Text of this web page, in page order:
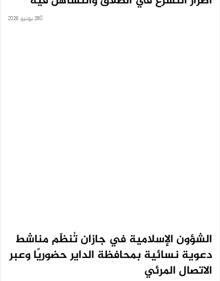
28 يونيو، 2026
الشؤون الإسلامية في جازان تُنظّم مناشط
دعوية نسائية بمحافظة الداير حضوريًا وعبر
الاتصال المرئي